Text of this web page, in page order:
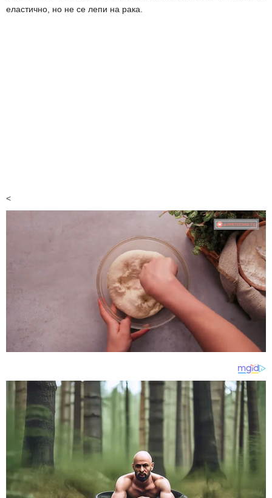
еластично, но не се лепи на рака.
<